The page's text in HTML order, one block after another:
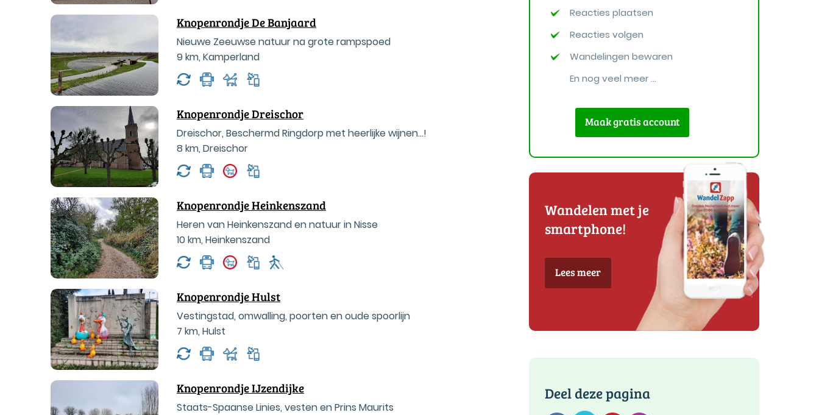
Knopenrondje De Banjaard
Nieuwe Zeeuwse natuur na grote rampspoed
9 km, Kamperland
Knopenrondje Dreischor
Dreischor, Beschermd Ringdorp met heerlijke wijnen...!
8 km, Dreischor
Knopenrondje Heinkenszand
Heren van Heinkenszand en natuur in Nisse
10 km, Heinkenszand
Knopenrondje Hulst
Vestingstad, omwalling, poorten en oude spoorlijn
7 km, Hulst
Knopenrondje IJzendijke
Staats-Spaanse Linies, vesten en Prins Maurits
Reacties plaatsen
Reacties volgen
Wandelingen bewaren
En nog veel meer ...
Maak gratis account
Wandelen met je
smartphone!
Lees meer
Deel deze pagina